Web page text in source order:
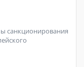
санкционирования